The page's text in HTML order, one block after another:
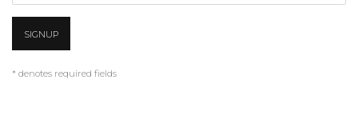
SIGNUP
* denotes required fields